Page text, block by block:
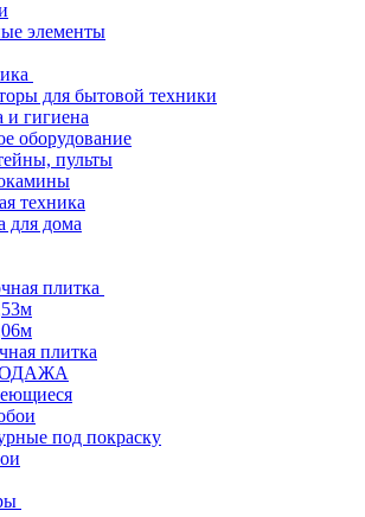
элементы
для бытовой техники
и гигиена
оборудование
пульты
техника
для дома
плитка
плитка
под покраску